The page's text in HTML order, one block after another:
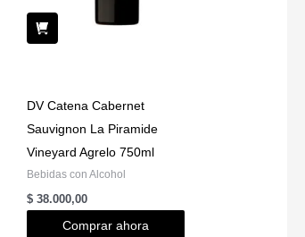
DV Catena Cabernet
Sauvignon La Piramide
Vineyard Agrelo 750ml
Bebidas con Alcohol
$ 38.000,00
Comprar ahora